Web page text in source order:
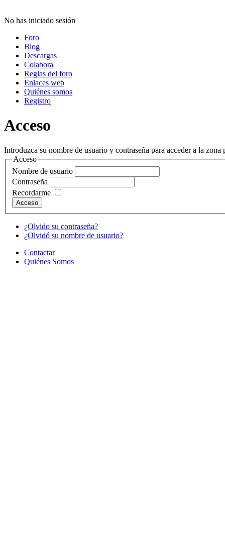
No has iniciado sesión
Foro
Blog
Descargas
Colabora
Reglas del foro
Enlaces web
Quiénes somos
Registro
Acceso
Introduzca su nombre de usuario y contraseña para acceder a la zona
Acceso
Nombre de usuario
Contraseña
Recordarme
¿Olvido su contraseña?
¿Olvidó su nombre de usuario?
Contactar
Quiénes Somos